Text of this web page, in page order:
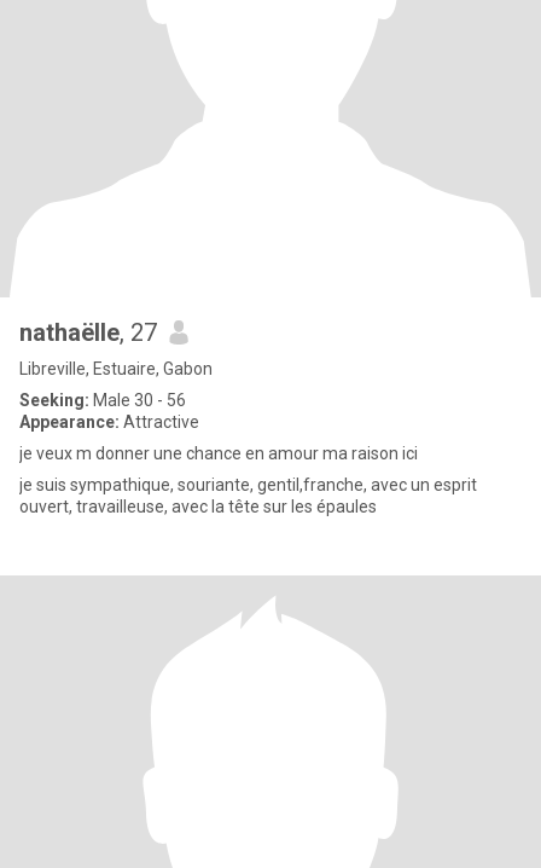
nathaëlle, 27
Libreville, Estuaire, Gabon
Seeking: Male 30 - 56
Appearance: Attractive
je veux m donner une chance en amour ma raison ici
je suis sympathique, souriante, gentil,franche, avec un esprit
ouvert, travailleuse, avec la tête sur les épaules